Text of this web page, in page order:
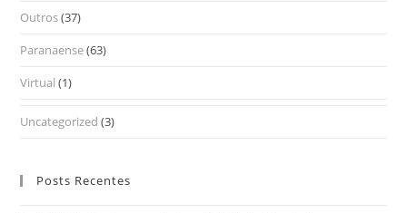
Outros(37)
Paranaense(63)
Virtual (1)
Uncategorized (3)
Posts Recentes